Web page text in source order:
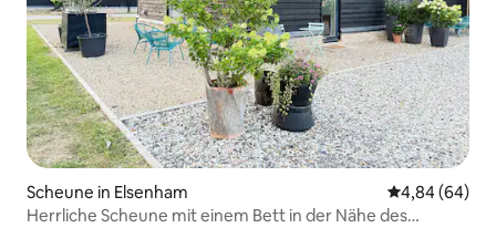
Scheune in Elsenham
4,84 (64)
Herrliche Scheune mit einem Bett in der Nähe des